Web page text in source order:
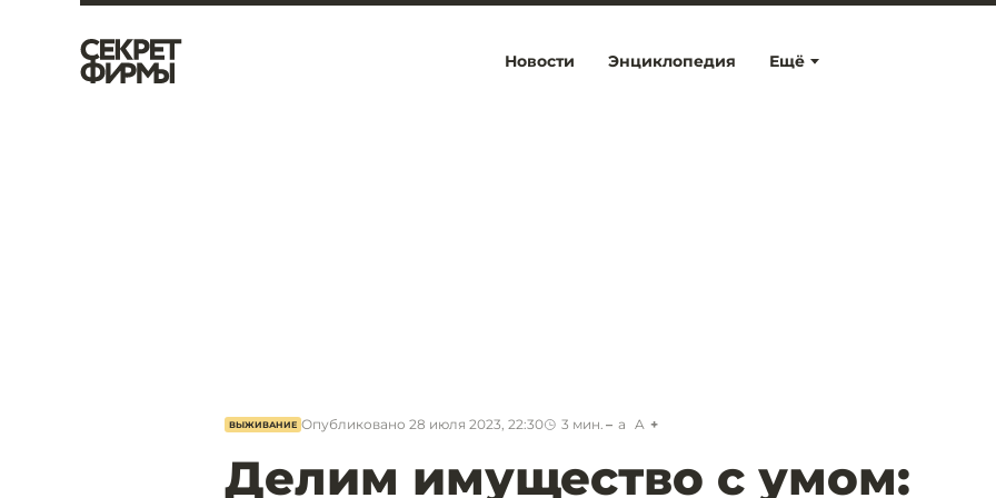
Ещё
Новости Энциклопедия
ВЫЖИВАНИЕ Опубликовано 28 июля 2023, 22:30 3 мин. a A
Делим имущество с умом: